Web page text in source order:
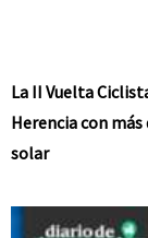
La II Vuelta
Herencia con
solar